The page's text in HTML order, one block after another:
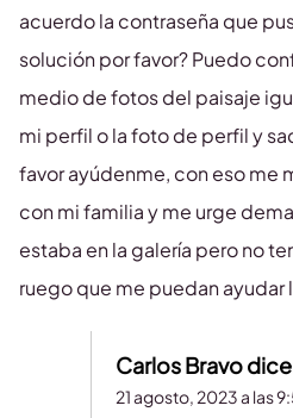
acuerdo la contraseña que
solución por favor? Puedo
medio de fotos del paisaje
mi perfil o la foto de perfil y
favor ayúdenme, con eso me
con mi familia y me urge
estaba en la galería pero no
ruego que me puedan
Carlos Bravo
21 agosto, 2023 a las